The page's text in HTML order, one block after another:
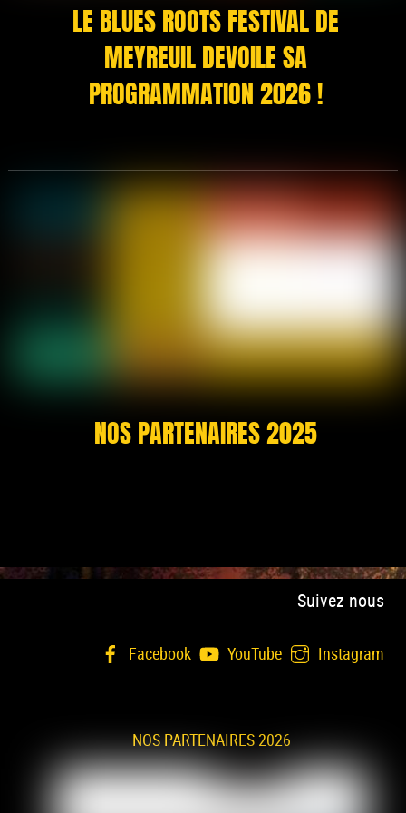
LE BLUES ROOTS FESTIVAL DE
MEYREUIL DEVOILE SA
PROGRAMMATION 2026 !
NOS PARTENAIRES 2025
Suivez nous
Facebook YouTube Instagram
NOS PARTENAIRES 2026